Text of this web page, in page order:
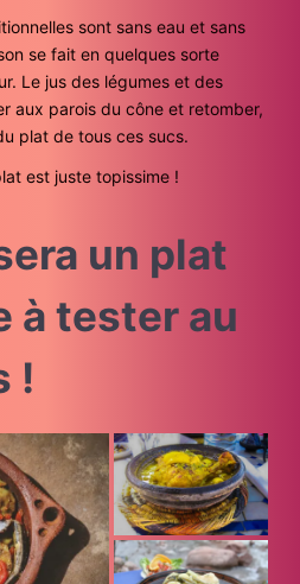
sont sans eau et sans
se fait en quelques sorte
Le jus des légumes et des
aux parois du cône et retomber,
plat de tous ces sucs.
est juste topissime !
un plat
à tester au
!